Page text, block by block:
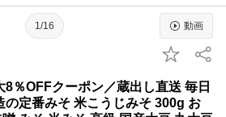
1/16 動画
％OFFクーポン／蔵出し直送 毎日
の定番みそ 米こうじみそ 300g お